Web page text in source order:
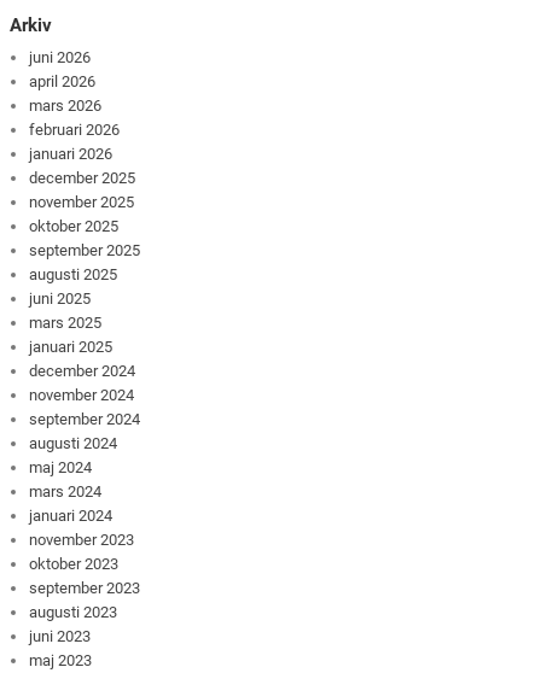
Arkiv
juni 2026
april 2026
mars 2026
februari 2026
januari 2026
december 2025
november 2025
oktober 2025
september 2025
augusti 2025
juni 2025
mars 2025
januari 2025
december 2024
november 2024
september 2024
augusti 2024
maj 2024
mars 2024
januari 2024
november 2023
oktober 2023
september 2023
augusti 2023
juni 2023
maj 2023